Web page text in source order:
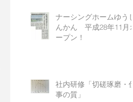
ナーシングホームゆうし
んかん 平成28年11月オ
ープン！
社内研修「切磋琢磨・仕
事の質」